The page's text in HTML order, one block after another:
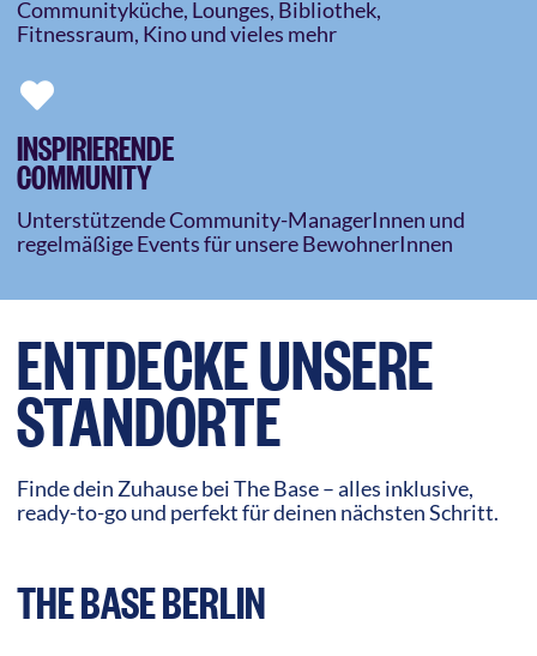
Communityküche, Lounges, Bibliothek,
Fitnessraum, Kino und vieles mehr
INSPIRIERENDE
COMMUNITY
Unterstützende Community-ManagerInnen und
regelmäßige Events für unsere BewohnerInnen
ENTDECKE UNSERE
STANDORTE
Finde dein Zuhause bei The Base – alles inklusive,
ready-to-go und perfekt für deinen nächsten Schritt.
THE BASE BERLIN